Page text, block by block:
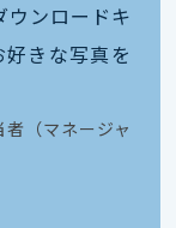
ウンロードキ
きな写真を
（マネージャ